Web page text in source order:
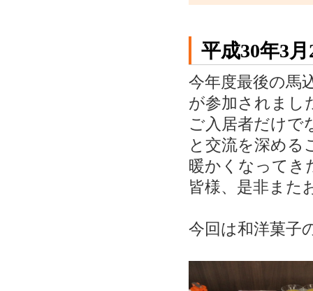
平成30年3
今年度最後の馬
が参加されまし
ご入居者だけで
と交流を深める
暖かく なってき
皆様、是非また
今回は和洋菓子